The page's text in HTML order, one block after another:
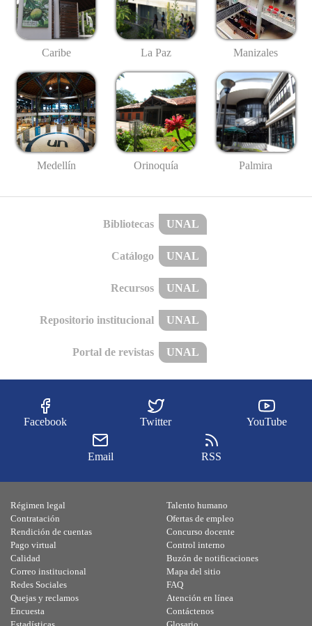
Caribe La Paz Manizales
Medellín Orinoquía Palmira
Bibliotecas UNAL
Catálogo UNAL
Recursos UNAL
Repositorio institucional UNAL
Portal de revistas UNAL
Facebook Twitter YouTube
Email RSS
Régimen legal
Contratación
Rendición de cuentas
Pago virtual
Calidad
Talento humano
Ofertas de empleo
Concurso docente
Control interno
Buzón de notificaciones
Correo institucional
Redes Sociales
Quejas y reclamos
Encuesta
Mapa del sitio
FAQ
Atención en línea
Contáctenos